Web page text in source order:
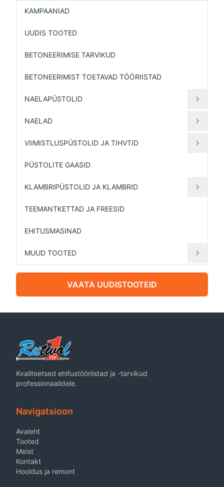
KAMPAANIAD
UUDIS TOOTED
BETONEERIMISE TARVIKUD
BETONEERIMIST TOETAVAD TÖÖRIISTAD
NAELAPÜSTOLID
NAELAD
VIIMISTLUSPÜSTOLID JA TIHVTID
PÜSTOLITE GAASID
KLAMBRIPÜSTOLID JA KLAMBRID
TEEMANTKETTAD JA FREESID
EHITUSMASINAD
MUUD TOOTED
VAATA UUDISTOOTEID
Kvaliteetsed ehitustööriistad ja -tarvikud
professionaalidele.
Navigatsioon
Avaleht
Tooted
Meist
Kontakt
Hooldus ja remont